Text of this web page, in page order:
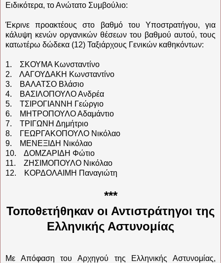
Ειδικότερα, το Ανώτατο Συμβούλιο:
Έκρινε προακτέους στο βαθμό του Υποστρατήγου, για
κάλυψη κενών οργανικών θέσεων του βαθμού αυτού, τους
κατωτέρω δώδεκα (12) Ταξιάρχους Γενικών καθηκόντων:
1. ΣΚΟΥΜΑ Κωνσταντίνο
2. ΛΑΓΟΥΔΑΚΗ Κωνσταντίνο
3. ΒΑΛΑΤΣΟ Βλάσιο
4. ΒΑΣΙΛΟΠΟΥΛΟ Ανδρέα
5. ΤΣΙΡΟΓΙΑΝΝΗ Γεώργιο
6. ΜΗΤΡΟΠΟΥΛΟ Αδαμάντιο
7. ΤΡΙΓΩΝΗ Δημήτριο
8. ΓΕΩΡΓΑΚΟΠΟΥΛΟ Νικόλαο
9. ΜΕΝΕΞΙΔΗ Νικόλαο
10. ΔΟΜΖΑΡΙΔΗ Φώτιο
11. ΖΗΣΙΜΟΠΟΥΛΟ Νικόλαο
12. ΚΟΡΔΟΛΑΙΜΗ Παναγιώτη
***
Τοποθετήθηκαν οι Αντιστράτηγοι της
Ελληνικής Αστυνομίας
Με Απόφαση του Αρχηγού της Ελληνικής Αστυνομίας,